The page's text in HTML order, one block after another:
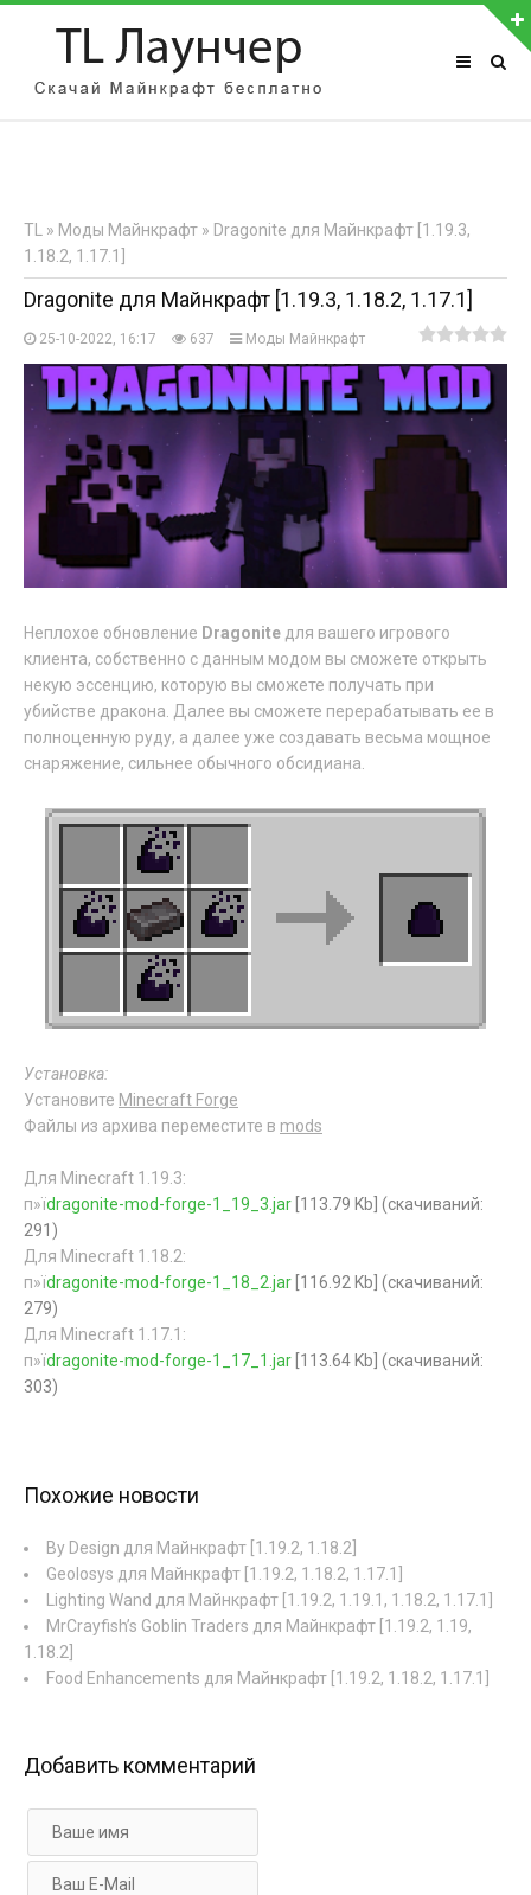
АВТОРИЗАЦИЯ НА САЙТЕ
Регистрация
TL » Моды Майнкрафт » Dragonite для Майнкрафт [1.19.3,
1.18.2, 1.17.1]
Dragonite для Майнкрафт [1.19.3, 1.18.2, 1.17.1]
25-10-2022, 16:17 637 Моды Майнкрафт
Неплохое обновление Dragonite для вашего игрового
клиента, собственно с данным модом вы сможете открыть
некую эссенцию, которую вы сможете получать при
убийстве дракона. Далее вы сможете перерабатывать ее в
полноценную руду, а далее уже создавать весьма мощное
снаряжение, сильнее обычного обсидиана.
Установка:
Установите Minecraft Forge
Файлы из архива переместите в mods
Для Minecraft 1.19.3:
п»їdragonite-mod-forge-1_19_3.jar [113.79 Kb] (cкачиваний:
291)
Для Minecraft 1.18.2:
п»їdragonite-mod-forge-1_18_2.jar [116.92 Kb] (cкачиваний:
279)
Для Minecraft 1.17.1:
п»їdragonite-mod-forge-1_17_1.jar [113.64 Kb] (cкачиваний:
303)
Похожие новости
By Design для Майнкрафт [1.19.2, 1.18.2]
Geolosys для Майнкрафт [1.19.2, 1.18.2, 1.17.1]
Lighting Wand для Майнкрафт [1.19.2, 1.19.1, 1.18.2, 1.17.1]
MrCrayfish’s Goblin Traders для Майнкрафт [1.19.2, 1.19,
1.18.2]
Food Enhancements для Майнкрафт [1.19.2, 1.18.2, 1.17.1]
Добавить комментарий